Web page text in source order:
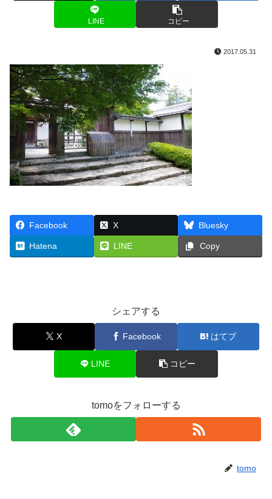
LINE コピー
2017.05.31
Facebook X Bluesky
Hatena LINE Copy
シェアする
X Facebook はてブ
LINE コピー
tomoをフォローする
tomo